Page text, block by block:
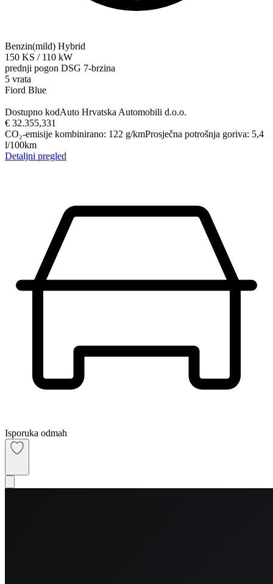
Benzin(mild) Hybrid
150 KS / 110 kW
prednji pogon DSG 7-brzina
5 vrata
Fiord Blue
Dostupno kodAuto Hrvatska Automobili d.o.o.
€ 32.355,331
CO₂-emisije kombinirano: 122 g/kmProsječna potrošnja goriva: 5,4
l/100km
Detaljni pregled
Isporuka odmah